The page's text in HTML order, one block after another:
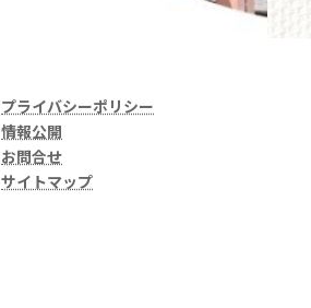
プライバシーポリシー
情報公開
お問合せ
サイトマップ